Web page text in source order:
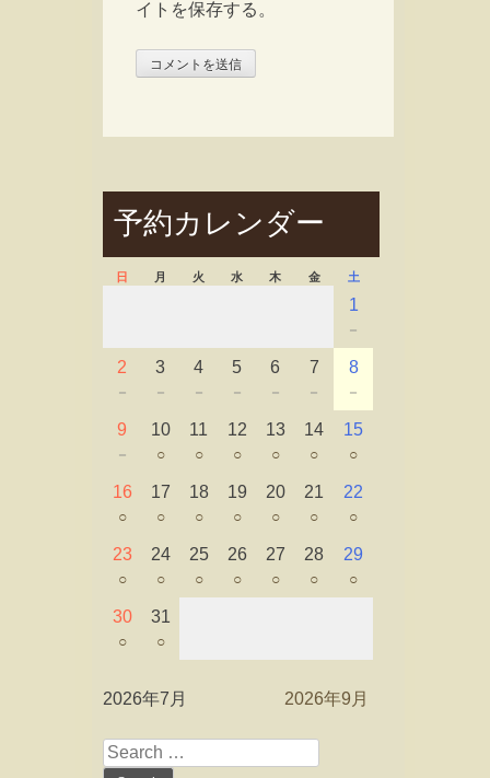
イトを保存する。
予約カレンダー
日 月 火 水 木 金 土
1
－
2
－
3
－
4
－
5
－
6
－
7
－
8
－
9
－
10
○
11
○
12
○
13
○
14
○
15
○
16
○
17
○
18
○
19
○
20
○
21
○
22
○
23
○
24
○
25
○
26
○
27
○
28
○
29
○
30
○
31
○
2026年7月 2026年9月
Search